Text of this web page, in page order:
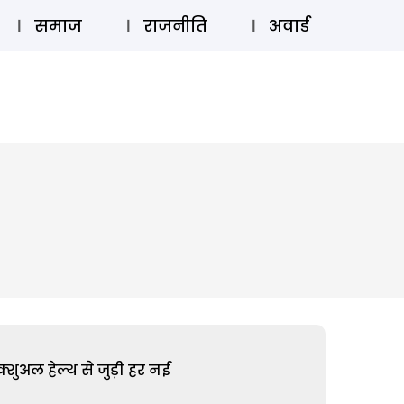
लॉग इन ⚲ SUBSCRIBE
समाज राजनीति अवार्ड
हेल्थ से जुड़ी हर नई